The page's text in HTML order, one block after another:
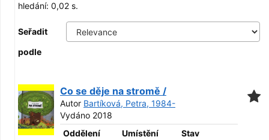
hledání: 0,02 s.
Seřadit
podle
Co se děje na stromě /
Autor Bartíková, Petra, 1984-
Vydáno 2018
Oddělení
Umístění
Stav